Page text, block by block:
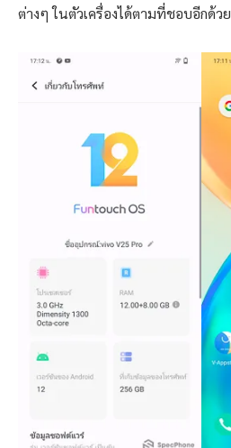
ต่างๆ ในตัวเครื่องได้ตามที่ชอบอีกด้วย